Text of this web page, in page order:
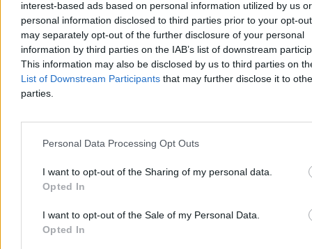
interest-based ads based on personal information utilized by us or
personal information disclosed to third parties prior to your opt-
may separately opt-out of the further disclosure of your personal
information by third parties on the IAB’s list of downstream
This information may also be disclosed by us to third parties on
List of Downstream Participants that may further disclose it to
parties.
Personal Data Processing Opt Outs
I want to opt-out of the Sharing of my personal data.
Opted In
I want to opt-out of the Sale of my Personal Data.
Opted In
Świat